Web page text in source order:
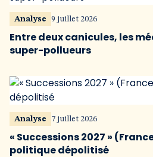
Analyse 9 juillet 2026
Entre deux canicules, les
super-pollueurs
Analyse 7 juillet 2026
« Successions 2027 »
politique dépolitisé